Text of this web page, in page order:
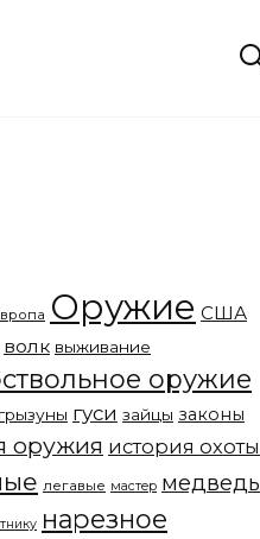
Оружие США
волк выживание
оружие
грызуны гуси зайцы законы
оружия история охоты
легавые мастер медведь
нарезное